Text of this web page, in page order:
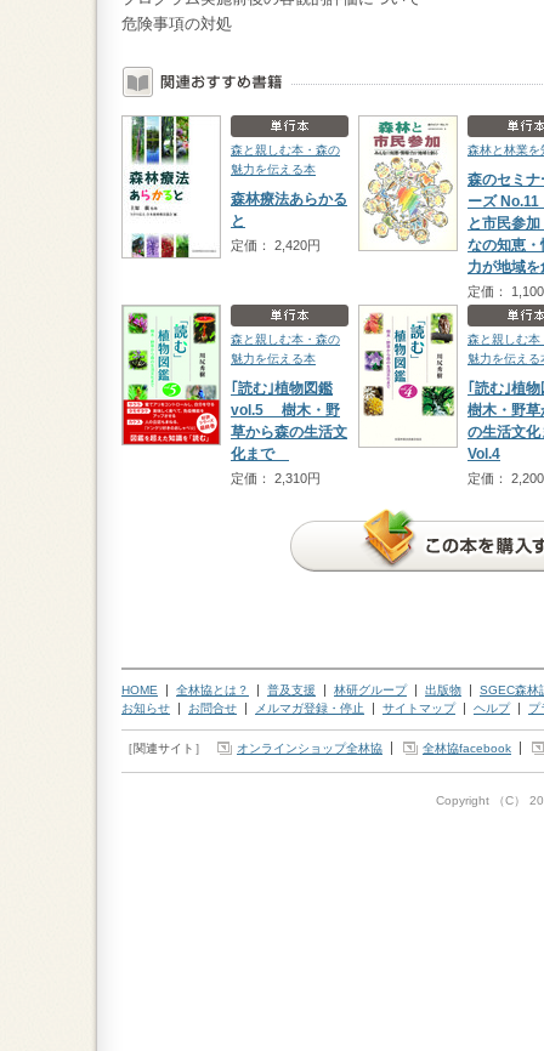
危険事項の対処
森と親しむ本・森の
魅力を伝える本
森林療法あらかる
と
定価： 2,420円
森林と林業を
森のセミナ
ーズ
と市民参加
なの知恵・
力が地域を
定価：
森と親しむ本・森の
魅力を伝える本
｢読む｣植物図鑑
vol.5 樹木・野
草から森の生活文
化まで
定価： 2,310円
森と親しむ本
魅力を伝える
｢読む｣植
樹木・野草
の生活文
Vol.4
定価：
HOME 全林協とは？ 普及支援 林研グループ 出版物
SGEC森林
お知らせ
お問合せ メルマガ登録・停止 サイトマップ ヘルプ プ
［関連サイト］ オンラインショップ全林協 全林協facebook
Copyright （C）